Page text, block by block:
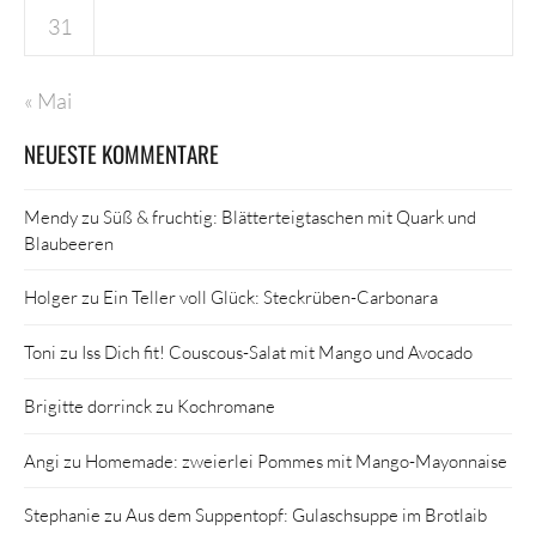
31
« Mai
NEUESTE KOMMENTARE
Mendyzu Süß & fruchtig: Blätterteigtaschen mit Quark und
Blaubeeren
Holgerzu Ein Teller voll Glück: Steckrüben-Carbonara
Toni zu Iss Dich fit! Couscous-Salat mit Mango und Avocado
Brigitte dorrinckzu Kochromane
Angi zu Homemade: zweierlei Pommes mit Mango-Mayonnaise
Stephanie zu Aus dem Suppentopf: Gulaschsuppe im Brotlaib